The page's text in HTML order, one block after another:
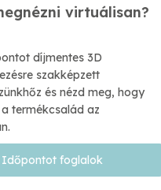
virtuálisan?
díjmentes 3D
szakképzett
és nézd meg, hogy
termékcsalád az
Időpontot foglalok